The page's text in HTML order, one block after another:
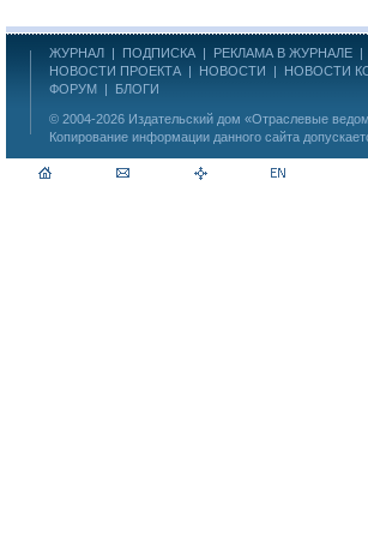
ЖУРНАЛ | ПОДПИСКА | РЕКЛАМА В ЖУРНАЛЕ |
НОВОСТИ ПРОЕКТА | НОВОСТИ | НОВОСТИ
ФОРУМ | БЛОГИ
© 2004-2026 Издательский дом «Отраслевые
Копирование информации данного сайта